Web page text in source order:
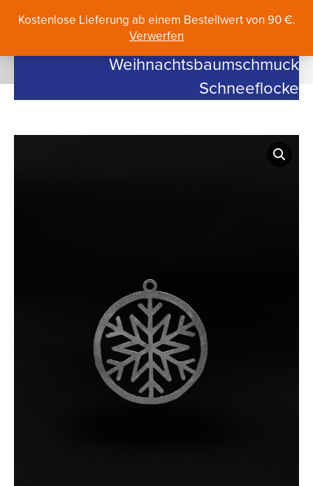
Kostenlose Lieferung ab einem Bestellwert von 90 €.
Verwerfen
Search:
Weihnachtsbaumschmuck
Schneeflocke